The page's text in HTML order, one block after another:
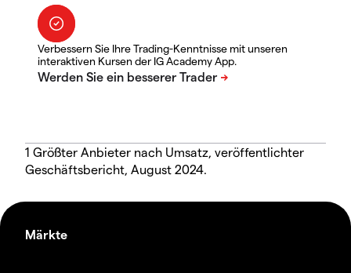
Verbessern Sie Ihre Trading-Kenntnisse mit unseren
interaktiven Kursen der IG Academy App.
1 Größter Anbieter nach Umsatz, veröffentlichter
Geschäftsbericht, August 2024.
Märkte